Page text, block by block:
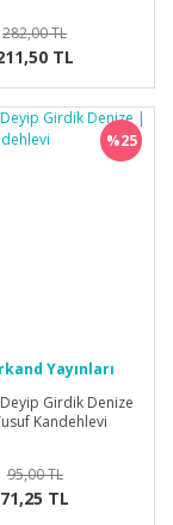
282,00 TL
TL
%25
Yayınları
Girdik Denize
Kandehlevi
95,00 TL
71,25 TL